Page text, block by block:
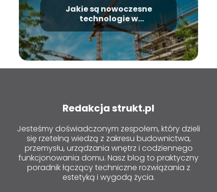
Jakie są nowoczesne
technologie w
budownictwie?
Redakcja strukt.pl
Jesteśmy doświadczonym zespołem, który dzieli
się rzetelną wiedzą z zakresu budownictwa,
przemysłu, urządzania wnętrz i codziennego
funkcjonowania domu. Nasz blog to praktyczny
poradnik łączący techniczne rozwiązania z
estetyką i wygodą życia.